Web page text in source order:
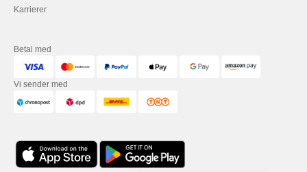
Karrierer
Betal med
Vi sender med